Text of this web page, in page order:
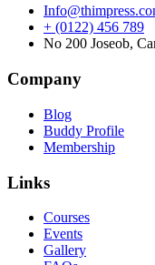
+ (0122) 456 789
No 200 Joseob,
Company
Blog
Buddy Profile
Membership
Links
Courses
Events
Gallery